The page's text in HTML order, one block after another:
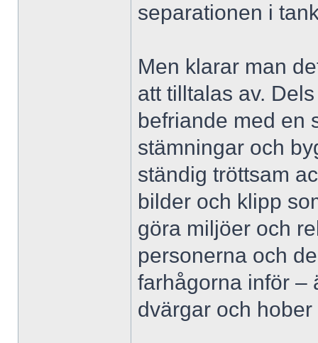
separationen i
Men klarar man
att tilltalas av.
befriande med en
stämningar och
ständig tröttsam
bilder och klipp
göra miljöer och
personerna och
farhågorna inför –
dvärgar och